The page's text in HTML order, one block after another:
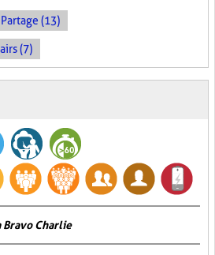
Partage (13)
(7)
Bravo Charlie